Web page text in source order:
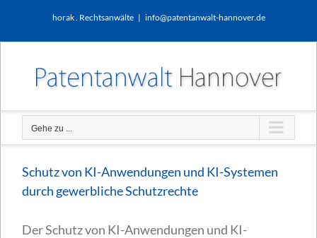
horak . Rechtsanwälte | info@patentanwalt-hannover.de
Gehe zu ...
Schutz von KI-Anwendungen und KI-Systemen
durch gewerbliche Schutzrechte
Der Schutz von KI-Anwendungen und KI-